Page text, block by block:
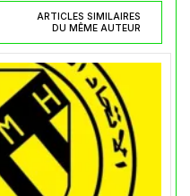
ARTICLES SIMILAIRES
DU MÊME AUTEUR